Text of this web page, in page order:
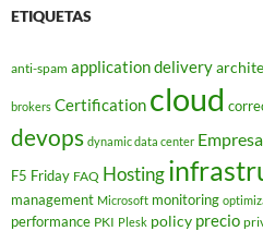
ETIQUETAS
anti-spam application delivery
brokers Certification cloud
devops dynamic data center Empresa
F5 Friday FAQ Hosting
management Microsoft monitoring
performance PKI Plesk policy precio